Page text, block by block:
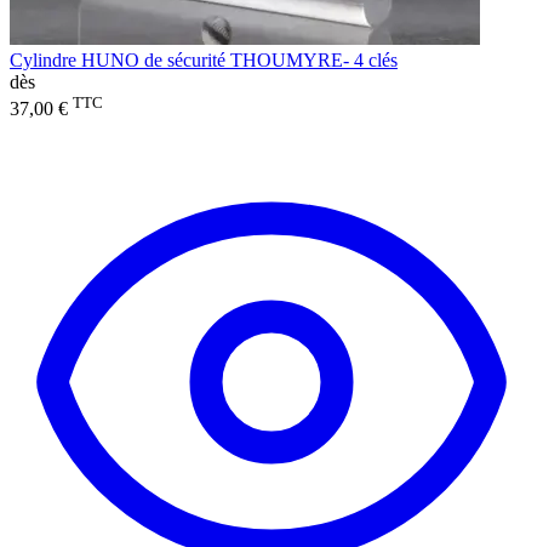
Cylindre HUNO de sécurité THOUMYRE- 4 clés
dès
37,00 € TTC